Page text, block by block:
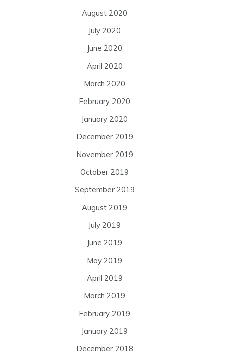
August 2020
July 2020
June 2020
April 2020
March 2020
February 2020
January 2020
December 2019
November 2019
October 2019
September 2019
August 2019
July 2019
June 2019
May 2019
April 2019
March 2019
February 2019
January 2019
December 2018